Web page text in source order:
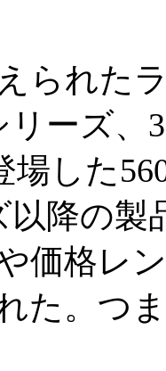
られた
リーズ
場した
以降の
価格レ
た。つ